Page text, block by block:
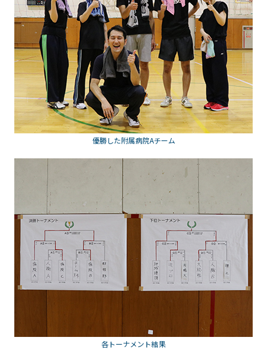
優勝した附属病院Aチーム
各トーナメント結果